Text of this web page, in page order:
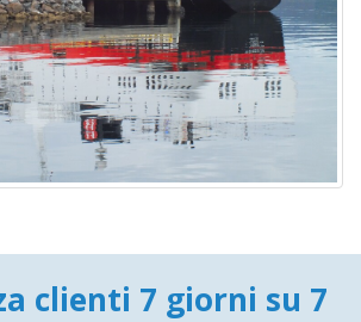
clienti 7 giorni su 7